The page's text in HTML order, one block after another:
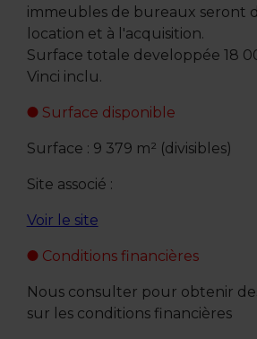
immeubles de bureaux seront
location et à l'acquisition.
Surface totale developpée 18
Vinci inclu.
Surface disponible
Surface : 9 379 m² (divisibles)
Site associé :
Voir le site
Conditions financières
Nous consulter pour obtenir
sur les conditions financières